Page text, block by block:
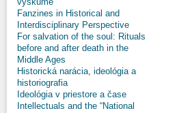
Fanzines in Historical and
Interdisciplinary Perspective
For salvation of the soul: Rituals
before and after death in the
Middle Ages
Historická narácia, ideológia a
historiografia
Ideológia v priestore a čase
Intellectuals and the “National